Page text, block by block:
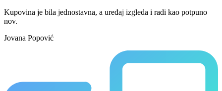
Kupovina je bila jednostavna, a uređaj izgleda i radi kao potpuno
nov.
Jovana Popović